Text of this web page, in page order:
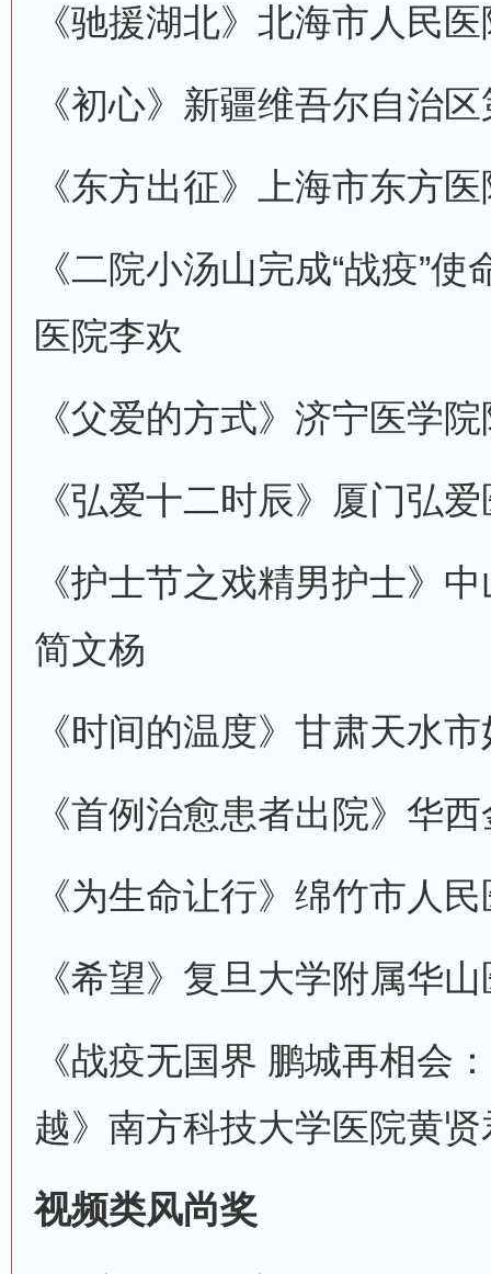
《驰援湖北》 北海市人民医
《初心》 新疆维吾尔自治
《东方出征》
上海市东方
《二院小汤山完成“战疫”使
医院李欢
《父爱的方式》 济宁医学
《弘爱十二时辰》
厦门弘
《护士节之戏精男护士》
简文杨
《时间的温度》 甘肃天水
《首例治愈患者出院》 华西
《为生命让行》 绵竹市人民
《希望》 复旦大学附属华山
《战疫无国界 鹏城再相会
越》 南方科技大学医院黄贤
视频类风尚奖